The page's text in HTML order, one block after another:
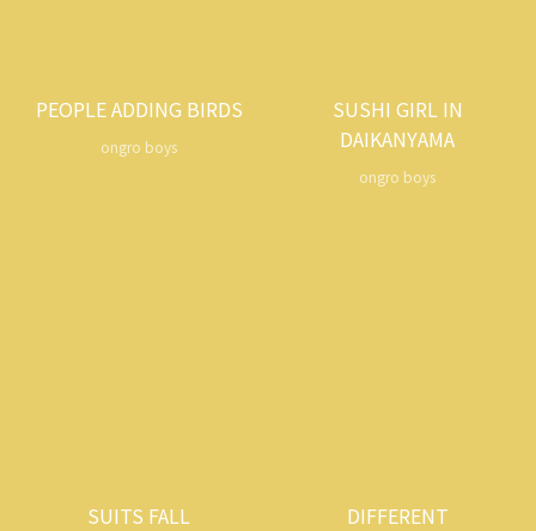
PEOPLE ADDING BIRDS
ongro boys
SUSHI GIRL IN
DAIKANYAMA
ongro boys
SUITS FALL DIFFERENT